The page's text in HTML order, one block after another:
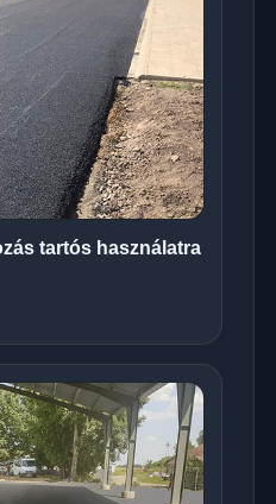
tartós használatra